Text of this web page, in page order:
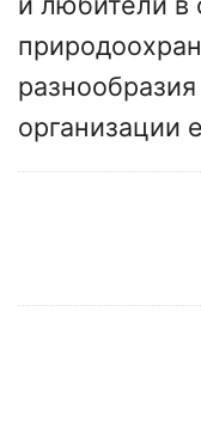
организации